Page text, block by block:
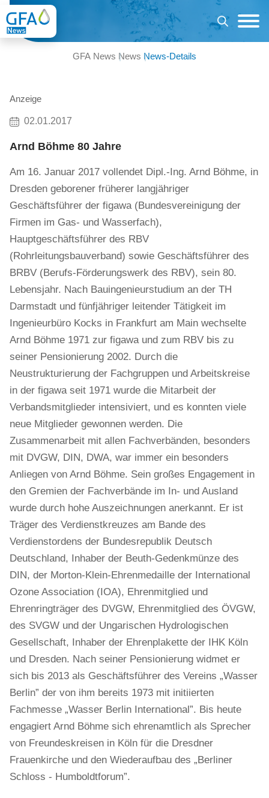
GFA News News News-Details
Anzeige
02.01.2017
Arnd Böhme 80 Jahre
Am 16. Januar 2017 vollendet Dipl.-Ing. Arnd Böhme, in
Dresden geborener früherer langjähriger
Geschäftsführer der figawa (Bundesvereinigung der
Firmen im Gas- und Wasserfach),
Hauptgeschäftsführer des RBV
(Rohrleitungsbauverband) sowie Geschäftsführer des
BRBV (Berufs-Förderungswerk des RBV), sein 80.
Lebensjahr. Nach Bauingenieurstudium an der TH
Darmstadt und fünfjähriger leitender Tätigkeit im
Ingenieurbüro Kocks in Frankfurt am Main wechselte
Arnd Böhme 1971 zur figawa und zum RBV bis zu
seiner Pensionierung 2002. Durch die
Neustrukturierung der Fachgruppen und Arbeitskreise
in der figawa seit 1971 wurde die Mitarbeit der
Verbandsmitglieder intensiviert, und es konnten viele
neue Mitglieder gewonnen werden. Die
Zusammenarbeit mit allen Fachverbänden, besonders
mit DVGW, DIN, DWA, war immer ein besonders
Anliegen von Arnd Böhme. Sein großes Engagement in
den Gremien der Fachverbände im In- und Ausland
wurde durch hohe Auszeichnungen anerkannt. Er ist
Träger des Verdienstkreuzes am Bande des
Verdienstordens der Bundesrepublik Deutsch
Deutschland, Inhaber der Beuth-Gedenkmünze des
DIN, der Morton-Klein-Ehrenmedaille der International
Ozone Association (IOA), Ehrenmitglied und
Ehrenringträger des DVGW, Ehrenmitglied des ÖVGW,
des SVGW und der Ungarischen Hydrologischen
Gesellschaft, Inhaber der Ehrenplakette der IHK Köln
und Dresden. Nach seiner Pensionierung widmet er
sich bis 2013 als Geschäftsführer des Vereins „Wasser
Berlin” der von ihm bereits 1973 mit initiierten
Fachmesse „Wasser Berlin International”. Bis heute
engagiert Arnd Böhme sich ehrenamtlich als Sprecher
von Freundeskreisen in Köln für die Dresdner
Frauenkirche und den Wiederaufbau des „Berliner
Schloss - Humboldtforum”.